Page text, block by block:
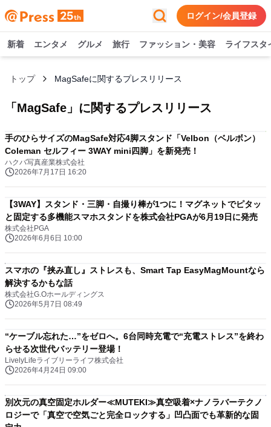
ログイン/会員登録
新着 エンタメ グルメ 旅行 ファッション・美容 ライフスタ
トップ MagSafeに関するプレスリリース
「 MagSafe 」に関するプレスリリース
手のひらサイズのMagSafe対応4脚スタンド「Velbon（ベルボン）
Coleman セルフィー 3WAY mini四脚」を新発売！
ハクバ写真産業株式会社
2026年7月17日 16:20
【3WAY】スタンド・三脚・自撮り棒が1つに！マグネットでピタッ
と固定する多機能スマホスタンドを株式会社PGAが6月19日に発売
株式会社PGA
2026年6月6日 10:00
スマホの『挟み直し』ストレスも、Smart Tap EasyMagMountなら
解決するかもな話
株式会社G.Oホールディングス
2026年5月7日 08:49
“ケーブル忘れた…”をゼロへ。6台同時充電で“充電ストレス”を終わ
らせる次世代バッテリー登場！
LivelyLifeライブリーライフ株式会社
2026年4月24日 09:00
別次元の真空固定ホルダー≪MUTEKI≫真空吸着×ナノラバーテクノ
ロジーで「真空で空気ごと完全ロックする」凹凸面でも革新的な固